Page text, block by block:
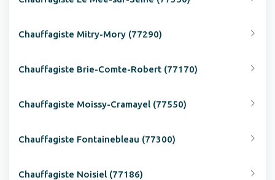
Chauffagiste Mitry-Mory (77290)
Chauffagiste Brie-Comte-Robert (77170)
Chauffagiste Moissy-Cramayel (77550)
Chauffagiste Fontainebleau (77300)
Chauffagiste Noisiel (77186)